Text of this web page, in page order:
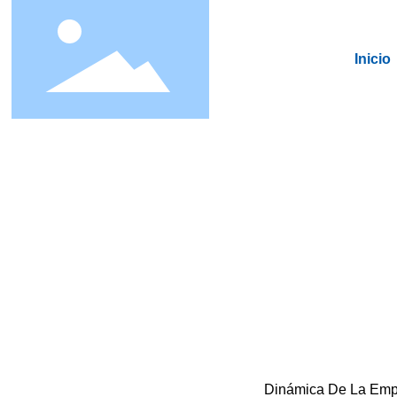
Inicio
Dinámica De La